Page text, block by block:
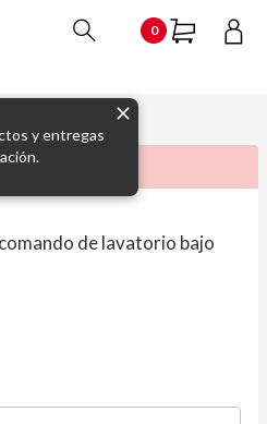
0
y entregas
de lavatorio bajo